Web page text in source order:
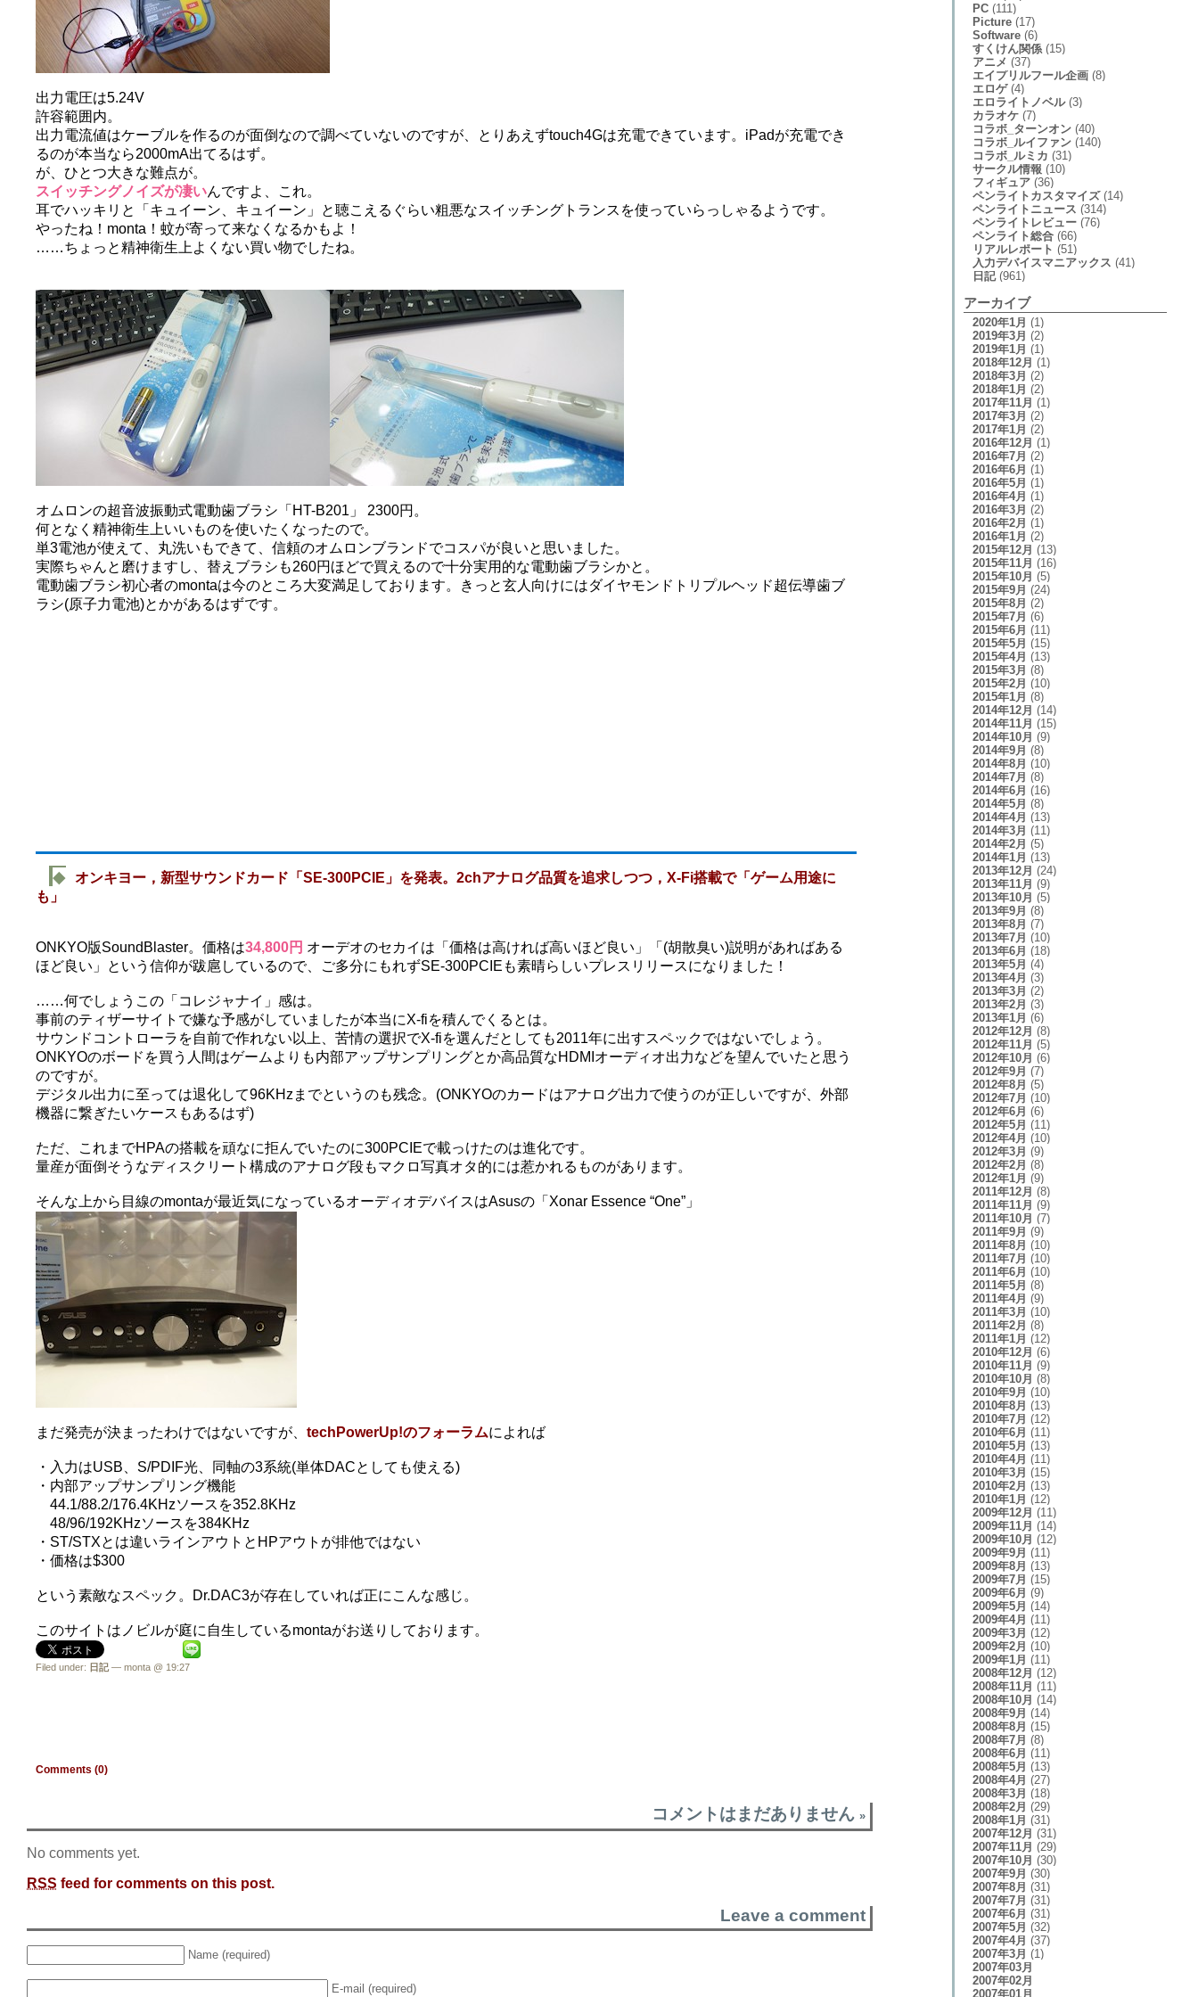
出力電圧は5.24V
許容範囲内。
出力電流値はケーブルを作るのが面倒なので調べていないのですが、とりあえずtouch4Gは充電できています。iPadが充電でき
るのが本当なら2000mA出てるはず。
が、ひとつ大きな難点が。
スイッチングノイズが凄いんですよ、これ。
耳でハッキリと「キュイーン、キュイーン」と聴こえるぐらい粗悪なスイッチングトランスを使っていらっしゃるようです。
やったね！monta！蚊が寄って来なくなるかもよ！
……ちょっと精神衛生上よくない買い物でしたね。
オムロンの超音波振動式電動歯ブラシ「HT-B201」 2300円。
何となく精神衛生上いいものを使いたくなったので。
単3電池が使えて、丸洗いもできて、信頼のオムロンブランドでコスパが良いと思いました。
実際ちゃんと磨けますし、替えブラシも260円ほどで買えるので十分実用的な電動歯ブラシかと。
電動歯ブラシ初心者のmontaは今のところ大変満足しております。きっと玄人向けにはダイヤモンドトリプルヘッド超伝導歯ブ
ラシ(原子力電池)とかがあるはずです。
◆ オンキヨー，新型サウンドカード「SE-300PCIE」を発表。2chアナログ品質を追求しつつ，X-Fi搭載で「ゲーム用途に
も」
ONKYO版SoundBlaster。価格は34,800円 オーデオのセカイは「価格は高ければ高いほど良い」「(胡散臭い)説明があればある
ほど良い」という信仰が跋扈しているので、ご多分にもれずSE-300PCIEも素晴らしいプレスリリースになりました！
……何でしょうこの「コレジャナイ」感は。
事前のティザーサイトで嫌な予感がしていましたが本当にX-fiを積んでくるとは。
サウンドコントローラを自前で作れない以上、苦情の選択でX-fiを選んだとしても2011年に出すスペックではないでしょう。
ONKYOのボードを買う人間はゲームよりも内部アップサンプリングとか高品質なHDMIオーディオ出力などを望んでいたと思う
のですが。
デジタル出力に至っては退化して96KHzまでというのも残念。(ONKYOのカードはアナログ出力で使うのが正しいですが、外部
機器に繋ぎたいケースもあるはず)
ただ、これまでHPAの搭載を頑なに拒んでいたのに300PCIEで載っけたのは進化です。
量産が面倒そうなディスクリート構成のアナログ段もマクロ写真オタ的には惹かれるものがあります。
そんな上から目線のmontaが最近気になっているオーディオデバイスはAsusの「Xonar Essence “One”」
まだ発売が決まったわけではないですが、 techPowerUp!のフォーラムによれば
・入力はUSB、S/PDIF光、同軸の3系統(単体DACとしても使える)
・内部アップサンプリング機能
44.1/88.2/176.4KHzソースを352.8KHz
48/96/192KHzソースを384KHz
・ST/STXとは違いラインアウトとHPアウトが排他ではない
・価格は$300
という素敵なスペック。Dr.DAC3が存在していれば正にこんな感じ。
このサイトはノビルが庭に自生しているmontaがお送りしております。
Filed under: 日記— monta @ 19:27
Comments (0)
コメントはまだありません »
No comments yet.
RSS feed for comments on this post.
Leave a comment
Name (required)
E-mail (required)
PC(111)
Picture(17)
Software(6)
すくけん関係(15)
アニメ (37)
エイプリルフール企画(8)
エロゲ(4)
エロライトノベル(3)
カラオケ(7)
コラボ_ターンオン(40)
コラボ_ルイファン(140)
コラボ_ルミカ (31)
サークル情報 (10)
フィギュア(36)
ペンライトカスタマイズ(14)
ペンライトニュース (314)
ペンライトレビュー(76)
ペンライト総合(66)
リアルレポート (51)
入力デバイスマニアックス (41)
日記(961)
アーカイブ
2020年1月 (1)
2019年3月 (2)
2019年1月 (1)
2018年12月 (1)
2018年3月 (2)
2018年1月 (2)
2017年11月 (1)
2017年3月 (2)
2017年1月 (2)
2016年12月 (1)
2016年7月 (2)
2016年6月 (1)
2016年5月 (1)
2016年4月 (1)
2016年3月 (2)
2016年2月 (1)
2016年1月 (2)
2015年12月 (13)
2015年11月 (16)
2015年10月 (5)
2015年9月 (24)
2015年8月 (2)
2015年7月 (6)
2015年6月 (11)
2015年5月 (15)
2015年4月 (13)
2015年3月 (8)
2015年2月 (10)
2015年1月 (8)
2014年12月 (14)
2014年11月 (15)
2014年10月 (9)
2014年9月 (8)
2014年8月 (10)
2014年7月 (8)
2014年6月 (16)
2014年5月 (8)
2014年4月 (13)
2014年3月 (11)
2014年2月 (5)
2014年1月 (13)
2013年12月 (24)
2013年11月 (9)
2013年10月 (5)
2013年9月 (8)
2013年8月 (7)
2013年7月 (10)
2013年6月 (18)
2013年5月 (4)
2013年4月 (3)
2013年3月 (2)
2013年2月 (3)
2013年1月 (6)
2012年12月 (8)
2012年11月 (5)
2012年10月 (6)
2012年9月 (7)
2012年8月 (5)
2012年7月 (10)
2012年6月 (6)
2012年5月 (11)
2012年4月 (10)
2012年3月 (9)
2012年2月 (8)
2012年1月 (9)
2011年12月 (8)
2011年11月 (9)
2011年10月 (7)
2011年9月 (9)
2011年8月 (10)
2011年7月 (10)
2011年6月 (10)
2011年5月 (8)
2011年4月 (9)
2011年3月 (10)
2011年2月 (8)
2011年1月 (12)
2010年12月 (6)
2010年11月 (9)
2010年10月 (8)
2010年9月 (10)
2010年8月 (13)
2010年7月 (12)
2010年6月 (11)
2010年5月 (13)
2010年4月 (11)
2010年3月 (15)
2010年2月 (13)
2010年1月 (12)
2009年12月 (11)
2009年11月 (14)
2009年10月 (12)
2009年9月 (11)
2009年8月 (13)
2009年7月 (15)
2009年6月 (9)
2009年5月 (14)
2009年4月 (11)
2009年3月 (12)
2009年2月 (10)
2009年1月 (11)
2008年12月 (12)
2008年11月 (11)
2008年10月 (14)
2008年9月 (14)
2008年8月 (15)
2008年7月 (8)
2008年6月 (11)
2008年5月 (13)
2008年4月 (27)
2008年3月 (18)
2008年2月 (29)
2008年1月 (31)
2007年12月 (31)
2007年11月 (29)
2007年10月 (30)
2007年9月 (30)
2007年8月 (31)
2007年7月 (31)
2007年6月 (31)
2007年5月 (32)
2007年4月 (37)
2007年3月 (1)
2007年03月
2007年02月
2007年01月